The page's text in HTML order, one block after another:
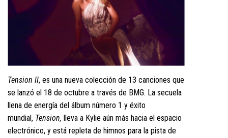
Tension II, es una nueva colección de 13 canciones que
se lanzó el 18 de octubre a través de BMG. La secuela
llena de energía del álbum número 1 y éxito
mundial, Tension, lleva a Kylie aún más hacia el espacio
electrónico, y está repleta de himnos para la pista de